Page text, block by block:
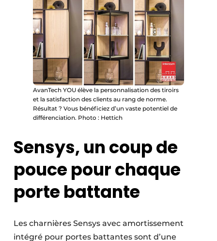
AvanTech YOU élève la personnalisation des tiroirs
et la satisfaction des clients au rang de norme.
Résultat ? Vous bénéficiez d’un vaste potentiel de
différenciation. Photo : Hettich
Sensys, un coup de
pouce pour chaque
porte battante
Les charnières Sensys avec amortissement
intégré pour portes battantes sont d’une